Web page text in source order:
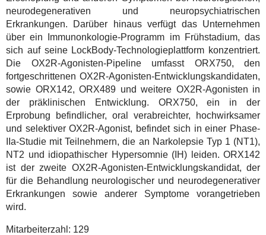
neurodegenerativen und neuropsychiatrischen
Erkrankungen. Darüber hinaus verfügt das Unternehmen
über ein Immunonkologie-Programm im Frühstadium, das
sich auf seine LockBody-Technologieplattform konzentriert.
Die OX2R-Agonisten-Pipeline umfasst ORX750, den
fortgeschrittenen OX2R-Agonisten-Entwicklungskandidaten,
sowie ORX142, ORX489 und weitere OX2R-Agonisten in
der präklinischen Entwicklung. ORX750, ein in der
Erprobung befindlicher, oral verabreichter, hochwirksamer
und selektiver OX2R-Agonist, befindet sich in einer Phase-
IIa-Studie mit Teilnehmern, die an Narkolepsie Typ 1 (NT1),
NT2 und idiopathischer Hypersomnie (IH) leiden. ORX142
ist der zweite OX2R-Agonisten-Entwicklungskandidat, der
für die Behandlung neurologischer und neurodegenerativer
Erkrankungen sowie anderer Symptome vorangetrieben
wird.
Mitarbeiterzahl: 129